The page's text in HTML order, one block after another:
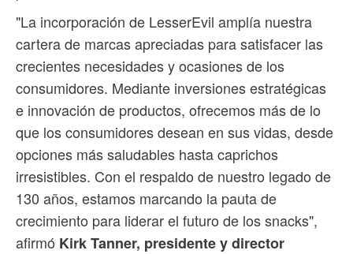
"La incorporación de LesserEvil amplía nuestra
cartera de marcas apreciadas para satisfacer las
crecientes necesidades y ocasiones de los
consumidores. Mediante inversiones estratégicas
e innovación de productos, ofrecemos más de lo
que los consumidores desean en sus vidas, desde
opciones más saludables hasta caprichos
irresistibles. Con el respaldo de nuestro legado de
130 años, estamos marcando la pauta de
crecimiento para liderar el futuro de los snacks",
afirmó Kirk Tanner, presidente y director